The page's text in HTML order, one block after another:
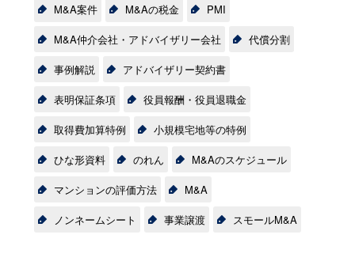
M&A案件
M&Aの税金
PMI
M&A仲介会社・アドバイザリー会社
代償分割
事例解説
アドバイザリー契約書
表明保証条項
役員報酬・役員退職金
取得費加算特例
小規模宅地等の特例
ひな形資料
のれん
M&Aのスケジュール
マンションの評価方法
M&A
ノンネームシート
事業譲渡 スモールM&A